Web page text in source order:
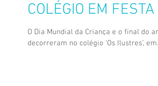
COLÉGIO EM FESTA
O Dia Mundial da Criança e o final do
decorreram no colégio ‘Os Ilustres’,